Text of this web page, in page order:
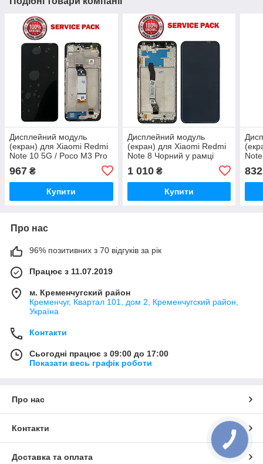
Дисплейний модуль
(екран) для Xiaomi Redmi
Note 10 5G / Poco M3 Pro
AAAA ORG
967 ₴
Купити
Дисплейний модуль
(екран) для Xiaomi Redmi
Note 8 Чорний у рамці
SERVICE PACK AAAA ORG
1 010₴
Купити
832
Про нас
96% позитивних з 70 відгуків за рік
Працює з 11.07.2019
м. Кременчугский район
Кременчуг, Квартал 101, дом 2, Кременчугский район,
Україна
Контакти
Сьогодні працює з 09:00 до 17:00
Показати весь графік роботи
Про нас
Контакти
Доставка та оплата
КНОПКА
ЗВ'ЯЗКУ